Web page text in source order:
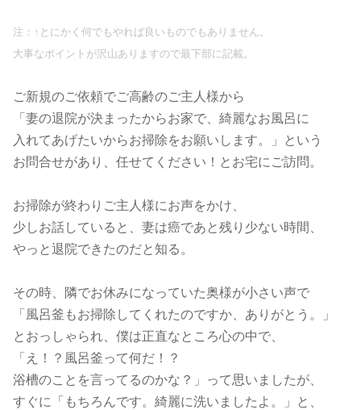
注：↑とにかく何でもやれば良いものでもありません。
大事なポイントが沢山ありますので最下部に記載。
ご新規のご依頼でご高齢のご主人様から
「妻の退院が決まったからお家で、綺麗なお風呂に
入れてあげたいからお掃除をお願いします。」という
お問合せがあり、任せてください！とお宅にご訪問。
お掃除が終わりご主人様にお声をかけ、
少しお話していると、妻は癌であと残り少ない時間、
やっと退院できたのだと知る。
その時、隣でお休みになっていた奥様が小さい声で
「風呂釜もお掃除してくれたのですか、ありがとう。」
とおっしゃられ、僕は正直なところ心の中で、
「え！？風呂釜って何だ！？
浴槽のことを言ってるのかな？」って思いましたが、
すぐに「もちろんです。綺麗に洗いましたよ。」と、